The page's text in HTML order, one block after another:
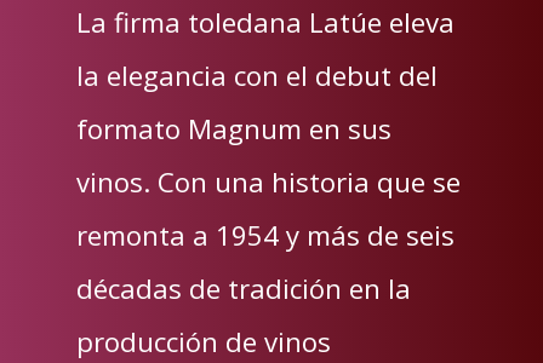
La firma toledana Latúe eleva
la elegancia con el debut del
formato Magnum en sus
vinos. Con una historia que se
remonta a 1954 y más de seis
décadas de tradición en la
producción de vinos